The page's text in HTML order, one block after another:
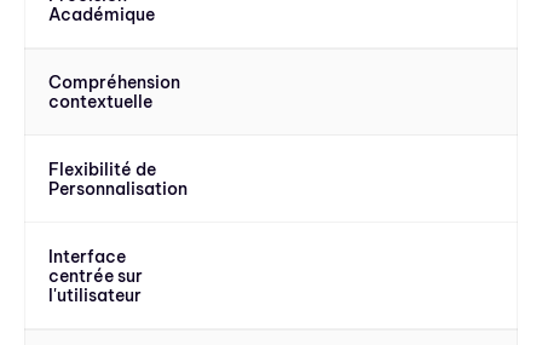
Académique
Compréhension
contextuelle
Flexibilité de
Personnalisation
Interface
centrée sur
l'utilisateur